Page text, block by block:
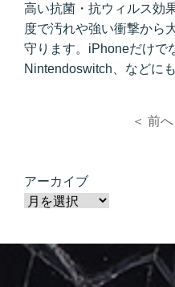
高い抗菌・抗ウィルス効
度で汚れや強い衝撃から
守ります。iPhoneだけで
Nintendoswitch、などに
＜ 前へ
アーカイブ